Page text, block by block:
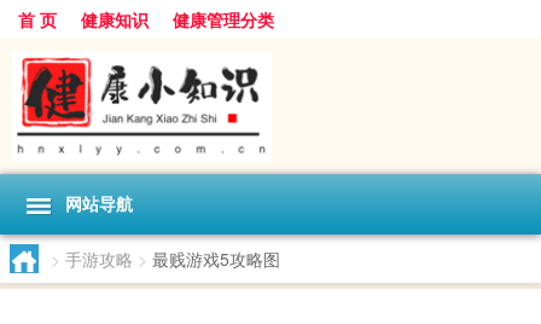
首 页 健康知识 健康管理分类
网站导航
> 手游攻略 > 最贱游戏5攻略图